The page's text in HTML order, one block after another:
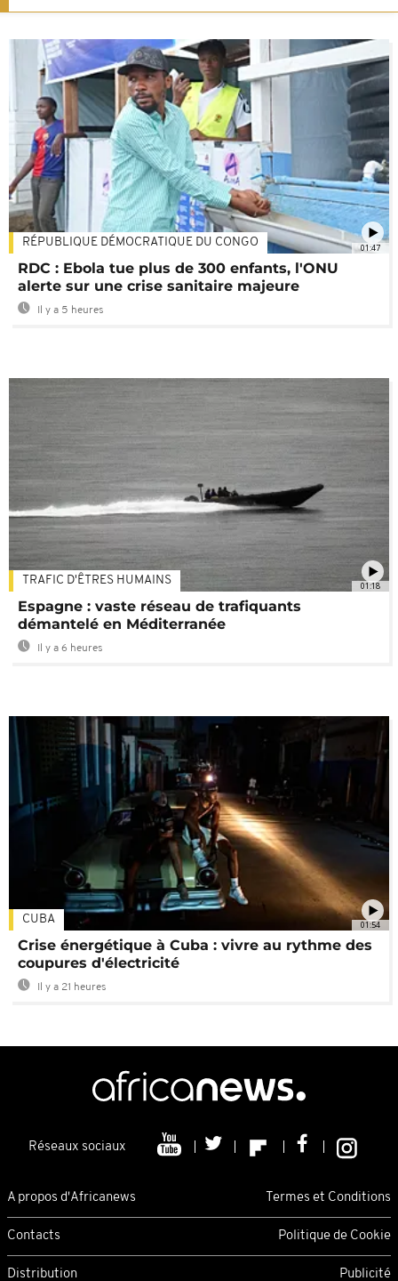
01:47
RÉPUBLIQUE DÉMOCRATIQUE DU CONGO
RDC : Ebola tue plus de 300 enfants, l'ONU
alerte sur une crise sanitaire majeure
Il y a 5 heures
01:18
TRAFIC D'ÊTRES HUMAINS
Espagne : vaste réseau de trafiquants
démantelé en Méditerranée
Il y a 6 heures
01:54
CUBA
Crise énergétique à Cuba : vivre au rythme des
coupures d'électricité
Il y a 21 heures
Réseaux sociaux
A propos d'Africanews Termes et Conditions
Contacts Politique de Cookie
Distribution Publicité